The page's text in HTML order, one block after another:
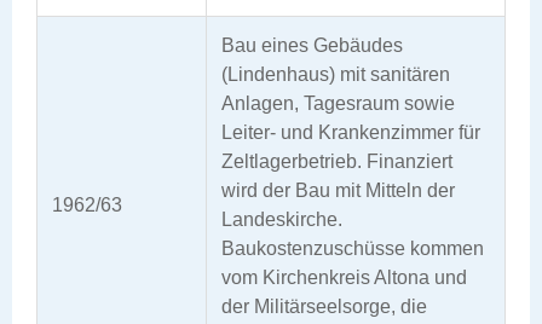
1962/63
Bau eines Gebäudes
(Lindenhaus) mit sanitären
Anlagen, Tagesraum sowie
Leiter- und Krankenzimmer für
Zeltlagerbetrieb. Finanziert
wird der Bau mit Mitteln der
Landeskirche.
Baukostenzuschüsse kommen
vom Kirchenkreis Altona und
der Militärseelsorge, die